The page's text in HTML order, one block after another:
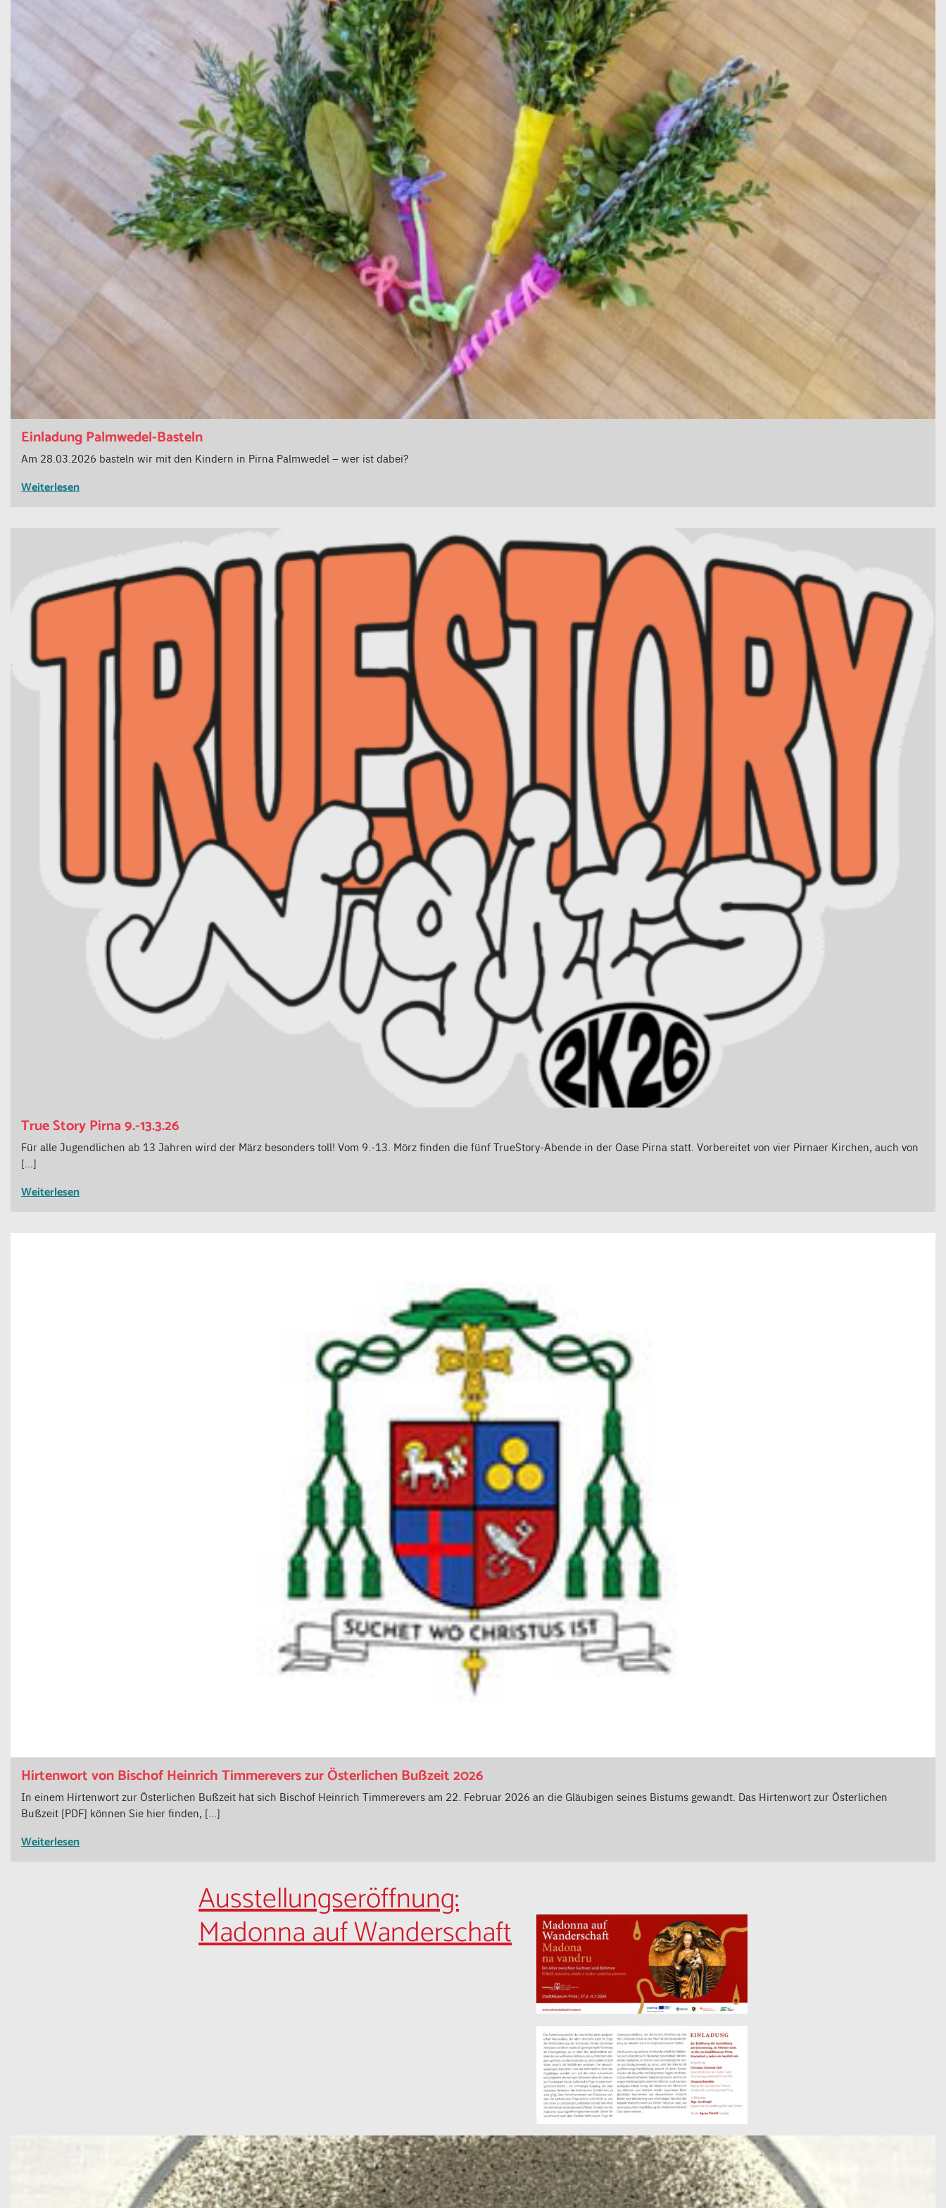
Einladung Palmwedel-Basteln
Am 28.03.2026 basteln wir mit den Kindern in Pirna Palmwedel – wer ist dabei?
Weiterlesen
True Story Pirna 9.-13.3.26
Für alle Jugendlichen ab 13 Jahren wird der März besonders toll! Vom 9.-13. Mörz finden die fünf TrueStory-Abende in der Oase Pirna statt. Vorbereitet von vier Pirnaer Kirchen, auch von
[…]
Weiterlesen
Hirtenwort von Bischof Heinrich Timmerevers zur Österlichen Bußzeit 2026
In einem Hirtenwort zur Österlichen Bußzeit hat sich Bischof Heinrich Timmerevers am 22. Februar 2026 an die Gläubigen seines Bistums gewandt. Das Hirtenwort zur Österlichen
Bußzeit [PDF] können Sie hier finden, […]
Weiterlesen
Ausstellungseröffnung:
Madonna auf Wanderschaft